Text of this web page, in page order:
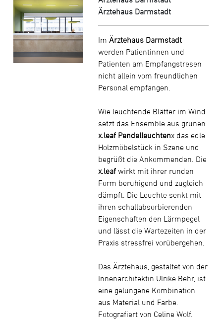
Ärztehaus Darmstadt
ImÄrztehaus Darmstadt
werden Patientinnen und
Patienten am Empfangstresen
nicht allein vom freundlichen
Personal empfangen.
Wie leuchtende Blätter im Wind
setzt das Ensemble aus grünen
x.leaf Pendelleuchtenx das edle
Holzmöbelstück in Szene und
begrüßt die Ankommenden. Die
x.leaf wirkt mit ihrer runden
Form beruhigend und zugleich
dämpft. Die Leuchte senkt mit
ihren schallabsorbierenden
Eigenschaften den Lärmpegel
und lässt die Wartezeiten in der
Praxis stressfrei vorübergehen.
Das Ärztehaus, gestaltet von der
Innenarchitektin Ulrike Behr, ist
eine gelungene Kombination
aus Material und Farbe.
Fotografiert von Celine Wolf.